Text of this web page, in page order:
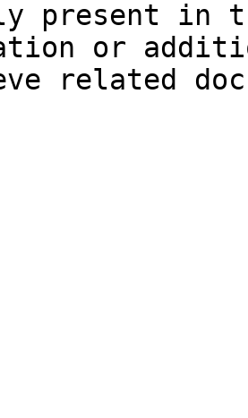
present in
or